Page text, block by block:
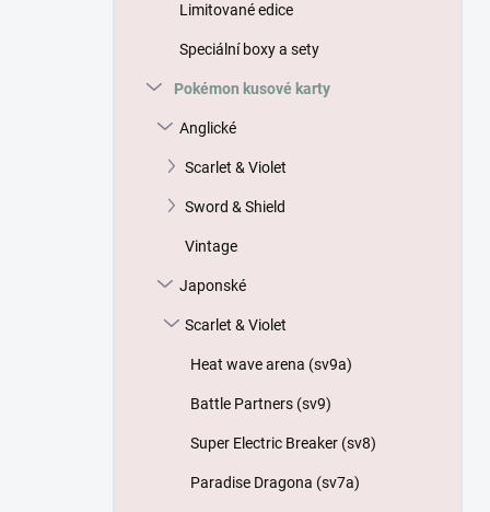
Limitované edice
Speciální boxy a sety
Pokémon kusové karty
Anglické
Scarlet & Violet
Sword & Shield
Vintage
Japonské
Scarlet & Violet
Heat wave arena (sv9a)
Battle Partners (sv9)
Super Electric Breaker (sv8)
Paradise Dragona (sv7a)